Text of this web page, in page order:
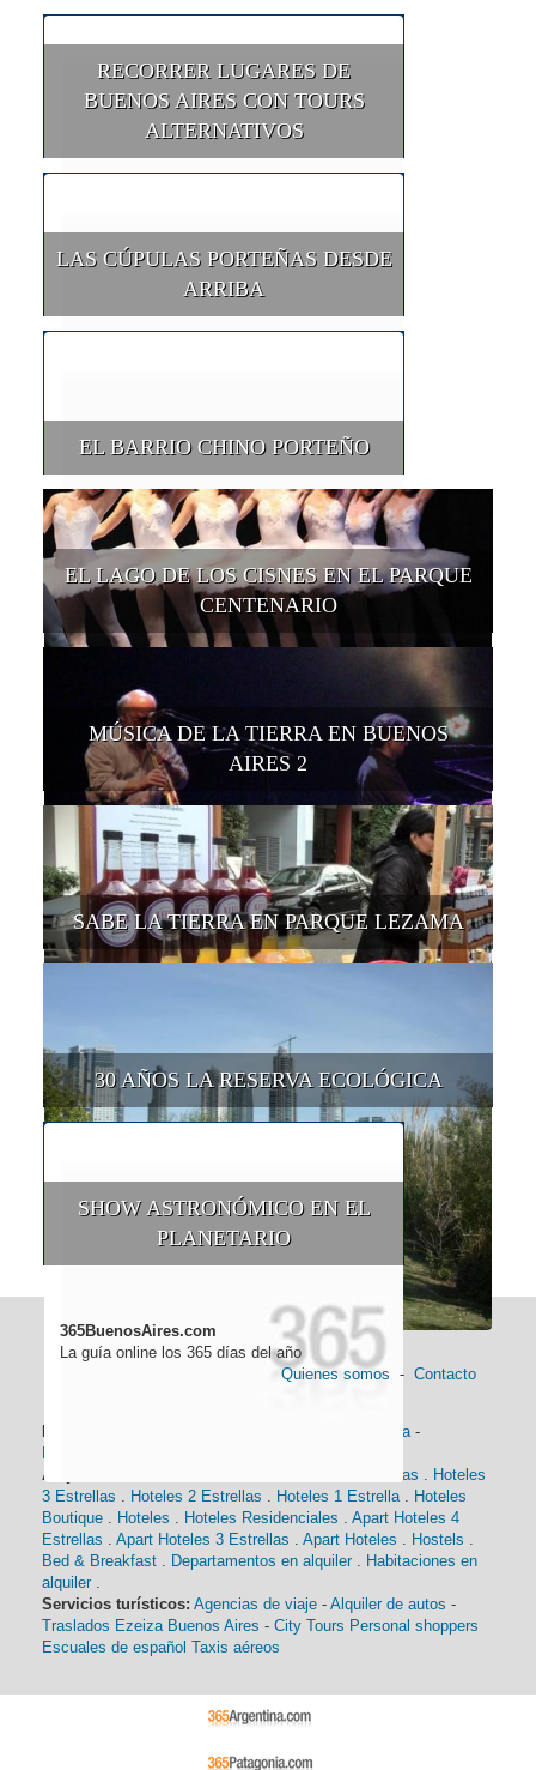
RECORRER LUGARES DE
BUENOS AIRES CON TOURS
ALTERNATIVOS
LAS CÚPULAS PORTEÑAS DESDE
ARRIBA
EL BARRIO CHINO PORTEÑO
EL LAGO DE LOS CISNES EN EL PARQUE
CENTENARIO
MÚSICA DE LA TIERRA EN BUENOS
AIRES 2
SABE LA TIERRA EN PARQUE LEZAMA
30 AÑOS LA RESERVA ECOLÓGICA
SHOW ASTRONÓMICO EN EL
PLANETARIO
365BuenosAires.com
La guía online los 365 días del año
Quienes somos - Contacto
Historia -
Alojamiento:
Hoteles 4 Estrellas
Hoteles
3 Estrellas
Hoteles 2 Estrellas Hoteles 1 Estrella
Hoteles
Boutique
Hoteles Hoteles Residenciales
Apart Hoteles 4
Estrellas
Apart Hoteles 3 Estrellas Apart Hoteles Hostels
Bed & Breakfast
Departamentos en alquiler
Habitaciones en
alquiler
Servicios turísticos: Agencias de viaje - Alquiler de autos -
Traslados Ezeiza Buenos Aires - City Tours Personal shoppers
Escuales de español Taxis aéreos